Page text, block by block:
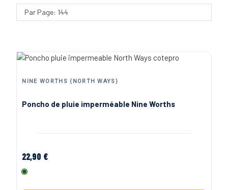
Par Page: 144
NINE WORTHS (NORTH WAYS)
Poncho de pluie imperméable Nine Worths
22,90 €
Vert